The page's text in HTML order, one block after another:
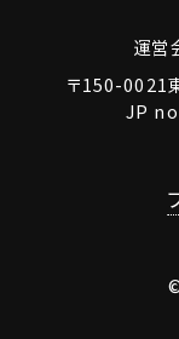
運営
〒150-0021
JP